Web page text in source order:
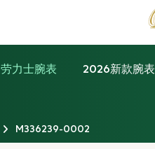
劳力士腕表 2026新款腕表
M336239-0002